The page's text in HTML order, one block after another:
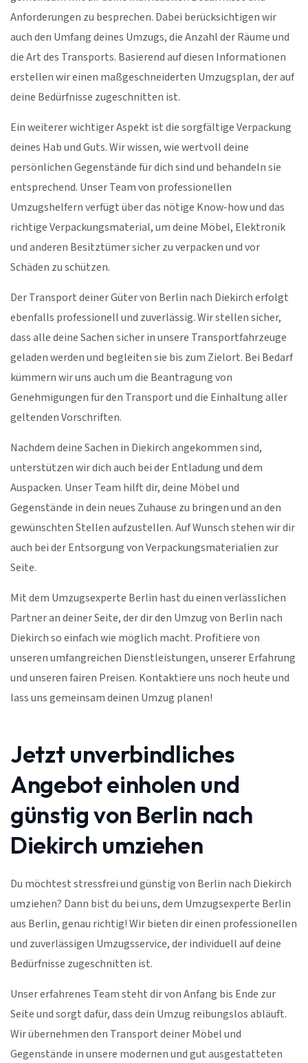
Anforderungen zu besprechen. Dabei berücksichtigen wir
auch den Umfang deines Umzugs, die Anzahl der Räume und
die Art des Transports. Basierend auf diesen Informationen
erstellen wir einen maßgeschneiderten Umzugsplan, der auf
deine Bedürfnisse zugeschnitten ist.
Ein weiterer wichtiger Aspekt ist die sorgfältige Verpackung
deines Hab und Guts. Wir wissen, wie wertvoll deine
persönlichen Gegenstände für dich sind und behandeln sie
entsprechend. Unser Team von professionellen
Umzugshelfern verfügt über das nötige Know-how und das
richtige Verpackungsmaterial, um deine Möbel, Elektronik
und anderen Besitztümer sicher zu verpacken und vor
Schäden zu schützen.
Der Transport deiner Güter von Berlin nach Diekirch erfolgt
ebenfalls professionell und zuverlässig. Wir stellen sicher,
dass alle deine Sachen sicher in unsere Transportfahrzeuge
geladen werden und begleiten sie bis zum Zielort. Bei Bedarf
kümmern wir uns auch um die Beantragung von
Genehmigungen für den Transport und die Einhaltung aller
geltenden Vorschriften.
Nachdem deine Sachen in Diekirch angekommen sind,
unterstützen wir dich auch bei der Entladung und dem
Auspacken. Unser Team hilft dir, deine Möbel und
Gegenstände in dein neues Zuhause zu bringen und an den
gewünschten Stellen aufzustellen. Auf Wunsch stehen wir dir
auch bei der Entsorgung von Verpackungsmaterialien zur
Seite.
Mit dem Umzugsexperte Berlin hast du einen verlässlichen
Partner an deiner Seite, der dir den Umzug von Berlin nach
Diekirch so einfach wie möglich macht. Profitiere von
unseren umfangreichen Dienstleistungen, unserer Erfahrung
und unseren fairen Preisen. Kontaktiere uns noch heute und
lass uns gemeinsam deinen Umzug planen!
Jetzt unverbindliches
Angebot einholen und
günstig von Berlin nach
Diekirch umziehen
Du möchtest stressfrei und günstig von Berlin nach Diekirch
umziehen? Dann bist du bei uns, dem Umzugsexperte Berlin
aus Berlin, genau richtig! Wir bieten dir einen professionellen
und zuverlässigen Umzugsservice, der individuell auf deine
Bedürfnisse zugeschnitten ist.
Unser erfahrenes Team steht dir von Anfang bis Ende zur
Seite und sorgt dafür, dass dein Umzug reibungslos abläuft.
Wir übernehmen den Transport deiner Möbel und
Gegenstände in unsere modernen und gut ausgestatteten